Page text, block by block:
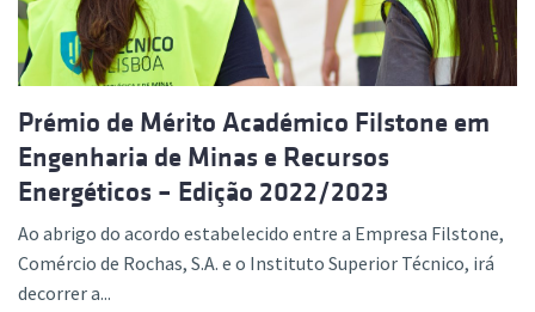
Prémio de Mérito Académico Filstone em
Engenharia de Minas e Recursos
Energéticos – Edição 2022/2023
Ao abrigo do acordo estabelecido entre a Empresa Filstone,
Comércio de Rochas, S.A. e o Instituto Superior Técnico, irá
decorrer a...